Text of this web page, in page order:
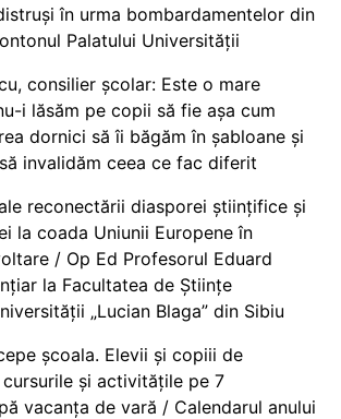
în urma bombardamentelor din
Palatului Universității
consilier școlar: Este o mare
i lăsăm pe copii să fie așa cum
dornici să îi băgăm în șabloane și
invalidăm ceea ce fac diferit
reconectării diasporei științifice și
la coada Uniunii Europene în
/ Op Ed Profesorul Eduard
la Facultatea de Științe
„Lucian Blaga” din Sibiu
școala. Elevii și copiii de
și activitățile pe 7
vacanța de vară / Calendarul anului